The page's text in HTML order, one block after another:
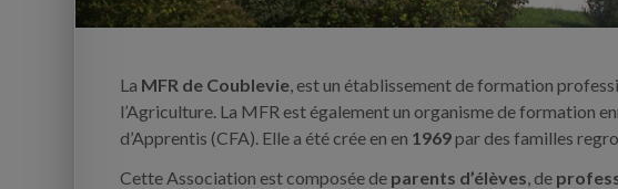
La MFR de Coublevie, est un établissement de formation
l’Agriculture. La MFR est également un organisme de formation
d’Apprentis (CFA). Elle a été crée en en 1969par des familles
Cette Association est composée de parents d’élèves, de